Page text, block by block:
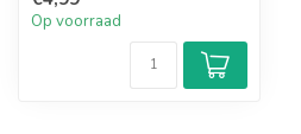
Op voorraad